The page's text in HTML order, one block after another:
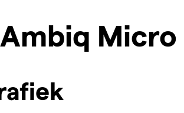
Ambiq Micro